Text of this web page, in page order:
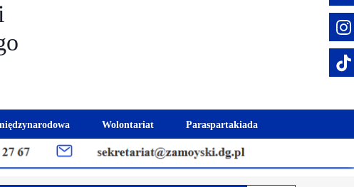
Erasmus+
Wolontariat
Akcje charytatywne
Paraspartakiada
Fundusz Stypendialny "Jesteśmy